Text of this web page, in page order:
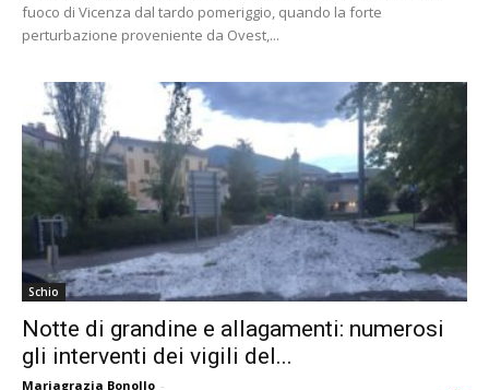
fuoco di Vicenza dal tardo pomeriggio, quando la forte
perturbazione proveniente da Ovest,...
Schio
Notte di grandine e allagamenti: numerosi
gli interventi dei vigili del...
Mariagrazia Bonollo -